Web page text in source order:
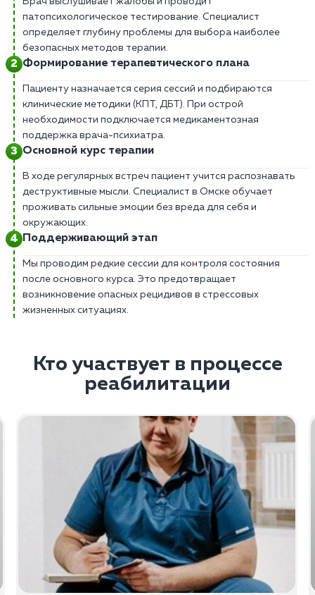
патопсихологическое тестирование. Специалист
определяет глубину проблемы для выбора наиболее
безопасных методов терапии.
Формирование терапевтического плана
Пациенту назначается серия сессий и подбираются
клинические методики (КПТ, ДБТ). При острой
необходимости подключается медикаментозная
поддержка врача-психиатра.
Основной курс терапии
В ходе регулярных встреч пациент учится распознавать
деструктивные мысли. Специалист в Омске обучает
проживать сильные эмоции без вреда для себя и
окружающих.
Поддерживающий этап
Мы проводим редкие сессии для контроля состояния
после основного курса. Это предотвращает
возникновение опасных рецидивов в стрессовых
жизненных ситуациях.
Кто участвует в процессе
реабилитации